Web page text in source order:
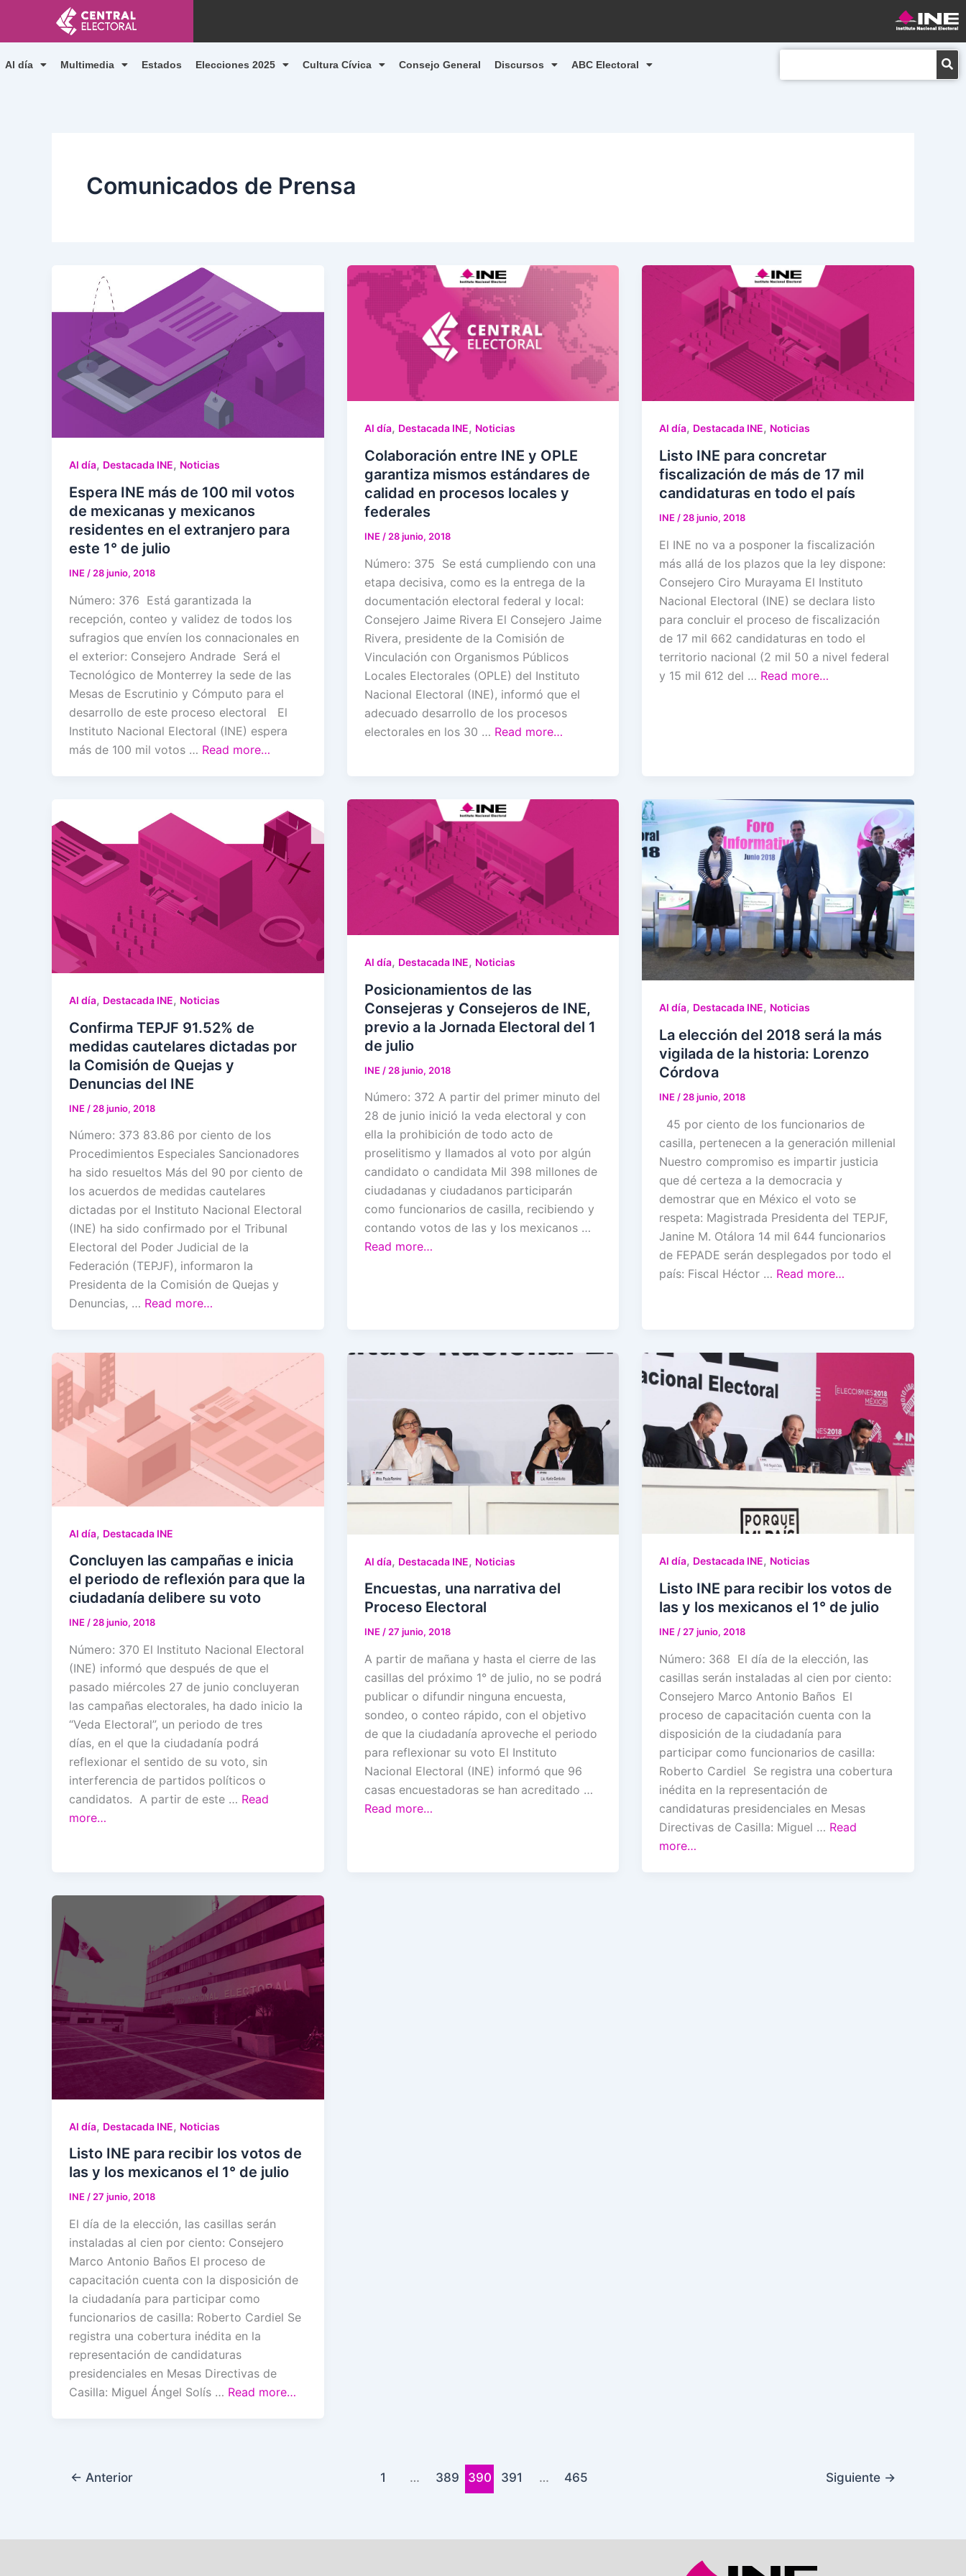
contenido
Al día Multimedia Estados Elecciones 2025 Cultura Cívica Consejo General Discursos ABC Electoral
Comunicados de Prensa
Al día, Destacada INE, Noticias
Espera INE más de 100 mil votos
de mexicanas y mexicanos
residentes en el extranjero para
este 1° de julio
INE / 28 junio, 2018
Número: 376 Está garantizada la
recepción, conteo y validez de todos los
sufragios que envíen los connacionales en
el exterior: Consejero Andrade Será el
Tecnológico de Monterrey la sede de las
Mesas de Escrutinio y Cómputo para el
desarrollo de este proceso electoral El
Instituto Nacional Electoral (INE) espera
más de 100 mil votos … Read more…
Al día, Destacada INE, Noticias
Colaboración entre INE y OPLE
garantiza mismos estándares de
calidad en procesos locales y
federales
INE / 28 junio, 2018
Número: 375 Se está cumpliendo con una
etapa decisiva, como es la entrega de la
documentación electoral federal y local:
Consejero Jaime Rivera El Consejero Jaime
Rivera, presidente de la Comisión de
Vinculación con Organismos Públicos
Locales Electorales (OPLE) del Instituto
Nacional Electoral (INE), informó que el
adecuado desarrollo de los procesos
electorales en los 30 … Read more…
Al día, Destacada INE, Noticias
Listo INE para concretar
fiscalización de más de 17 mil
candidaturas en todo el país
INE / 28 junio, 2018
El INE no va a posponer la fiscalización
más allá de los plazos que la ley dispone:
Consejero Ciro Murayama El Instituto
Nacional Electoral (INE) se declara listo
para concluir el proceso de fiscalización
de 17 mil 662 candidaturas en todo el
territorio nacional (2 mil 50 a nivel federal
y 15 mil 612 del … Read more…
Al día, Destacada INE, Noticias
Confirma TEPJF 91.52% de
medidas cautelares dictadas por
la Comisión de Quejas y
Denuncias del INE
INE / 28 junio, 2018
Número: 373 83.86 por ciento de los
Procedimientos Especiales Sancionadores
ha sido resueltos Más del 90 por ciento de
los acuerdos de medidas cautelares
dictadas por el Instituto Nacional Electoral
(INE) ha sido confirmado por el Tribunal
Electoral del Poder Judicial de la
Federación (TEPJF), informaron la
Presidenta de la Comisión de Quejas y
Denuncias, … Read more…
Al día, Destacada INE, Noticias
Posicionamientos de las
Consejeras y Consejeros de INE,
previo a la Jornada Electoral del 1
de julio
INE / 28 junio, 2018
Número: 372 A partir del primer minuto del
28 de junio inició la veda electoral y con
ella la prohibición de todo acto de
proselitismo y llamados al voto por algún
candidato o candidata Mil 398 millones de
ciudadanas y ciudadanos participarán
como funcionarios de casilla, recibiendo y
contando votos de las y los mexicanos …
Read more…
Al día, Destacada INE, Noticias
La elección del 2018 será la más
vigilada de la historia: Lorenzo
Córdova
INE / 28 junio, 2018
45 por ciento de los funcionarios de
casilla, pertenecen a la generación millenial
Nuestro compromiso es impartir justicia
que dé certeza a la democracia y
demostrar que en México el voto se
respeta: Magistrada Presidenta del TEPJF,
Janine M. Otálora 14 mil 644 funcionarios
de FEPADE serán desplegados por todo el
país: Fiscal Héctor … Read more…
Al día, Destacada INE
Concluyen las campañas e inicia
el periodo de reflexión para que la
ciudadanía delibere su voto
INE/28 junio, 2018
Número: 370 El Instituto Nacional Electoral
(INE) informó que después de que el
pasado miércoles 27 de junio concluyeran
las campañas electorales, ha dado inicio la
“Veda Electoral”, un periodo de tres
días, en el que la ciudadanía podrá
reflexionar el sentido de su voto, sin
interferencia de partidos políticos o
candidatos. A partir de este … Read
more…
Al día, Destacada INE, Noticias
Encuestas, una narrativa del
Proceso Electoral
INE/27 junio, 2018
A partir de mañana y hasta el cierre de las
casillas del próximo 1° de julio, no se podrá
publicar o difundir ninguna encuesta,
sondeo, o conteo rápido, con el objetivo
de que la ciudadanía aproveche el periodo
para reflexionar su voto El Instituto
Nacional Electoral (INE) informó que 96
casas encuestadoras se han acreditado …
Read more…
Al día, Destacada INE, Noticias
Listo INE para recibir los votos de
las y los mexicanos el 1° de julio
INE / 27 junio, 2018
Número: 368 El día de la elección, las
casillas serán instaladas al cien por ciento:
Consejero Marco Antonio Baños El
proceso de capacitación cuenta con la
disposición de la ciudadanía para
participar como funcionarios de casilla:
Roberto Cardiel Se registra una cobertura
inédita en la representación de
candidaturas presidenciales en Mesas
Directivas de Casilla: Miguel … Read
more…
Al día, Destacada INE, Noticias
Listo INE para recibir los votos de
las y los mexicanos el 1° de julio
INE/27 junio, 2018
El día de la elección, las casillas serán
instaladas al cien por ciento: Consejero
Marco Antonio Baños El proceso de
capacitación cuenta con la disposición de
la ciudadanía para participar como
funcionarios de casilla: Roberto Cardiel Se
registra una cobertura inédita en la
representación de candidaturas
presidenciales en Mesas Directivas de
Casilla: Miguel Ángel Solís … Read more…
← Anterior 1 … 389 390 391 … 465 Siguiente →